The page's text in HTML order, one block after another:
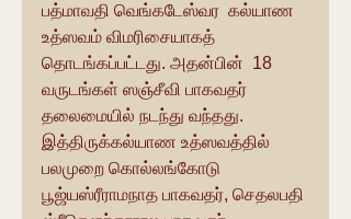
பத்மாவதி வெங்கடேஸ்வர  கல்யாண
உத்ஸவம் விமரிசையாகத்
தொடங்கப்பட்டது. அதன்பின்  18
வருடங்கள் ஸஞ்சீவி பாகவதர்
தலைமையில் நடந்து வந்தது.
இத்திருக்கல்யாண உத்ஸவத்தில்
பலமுறை கொல்லங்கோடு
பூஜ்யஸ்ரீராமநாத பாகவதர், செதலபதி